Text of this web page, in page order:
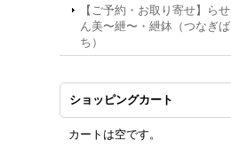
【ご予約・お取り寄せ】らせ
ん美〜紲〜・紲鉢（つなぎば
ち）
ショッピングカート
カートは空です。